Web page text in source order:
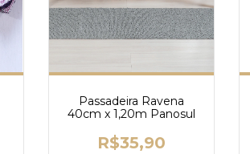
Passadeira Ravena
40cm x 1,20m Panosul
R$35,90